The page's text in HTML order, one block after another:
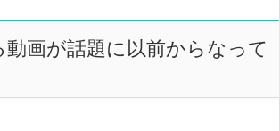
画が話題に以前からなって